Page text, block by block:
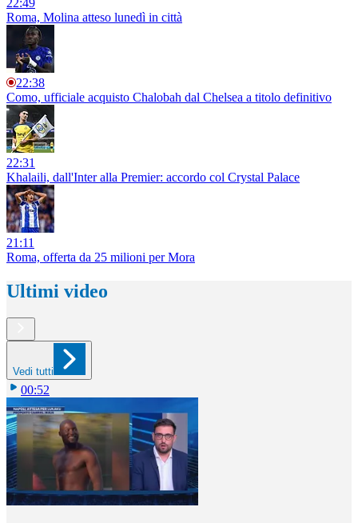
Roma, Molina atteso lunedì in città
22:38
Como, ufficiale acquisto Chalobah dal Chelsea a titolo definitivo
22:31
Khalaili, dall'Inter alla Premier: accordo col Crystal Palace
21:11
Roma, offerta da 25 milioni per Mora
Ultimi video
Vedi tutti
00:52